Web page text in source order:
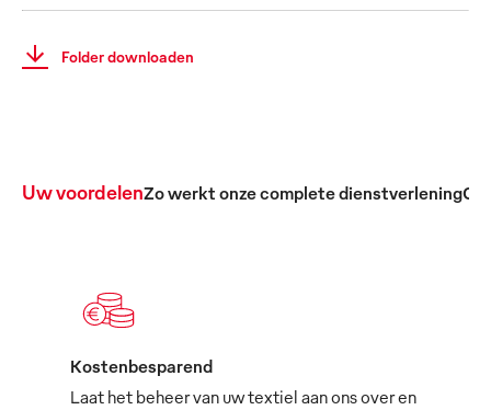
Folder downloaden
Uw voordelenZo werkt onze complete dienstverlening
Kostenbesparend
Laat het beheer van uw textiel aan ons over en